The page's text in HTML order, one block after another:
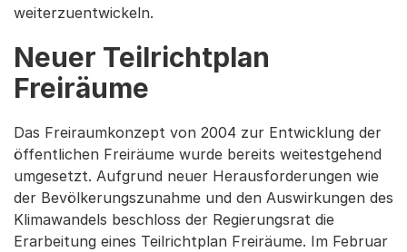
weiterzuentwickeln.
Neuer Teilrichtplan
Freiräume
Das Freiraumkonzept von 2004 zur Entwicklung der
öffentlichen Freiräume wurde bereits weitestgehend
umgesetzt. Aufgrund neuer Herausforderungen wie
der Bevölkerungszunahme und den Auswirkungen des
Klimawandels beschloss der Regierungsrat die
Erarbeitung eines Teilrichtplan Freiräume. Im Februar